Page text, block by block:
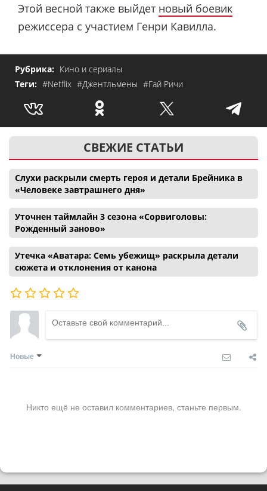
Этой весной также выйдет новый боевик
режиссера с участием Генри Кавилла.
Рубрика: Кино и сериалы
Теги: #Netflix #Джентльмены #Гай Ричи
СВЕЖИЕ СТАТЬИ
Слухи раскрыли смерть героя и детали Брейника в
«Человеке завтрашнего дня»
Уточнен таймлайн 3 сезона «Сорвиголовы:
Рожденный заново»
Утечка «Аватара: Семь убежищ» раскрыла детали
сюжета и отклонения от канона
Новые
Никто ещё не оставил комментариев, станьте первым.